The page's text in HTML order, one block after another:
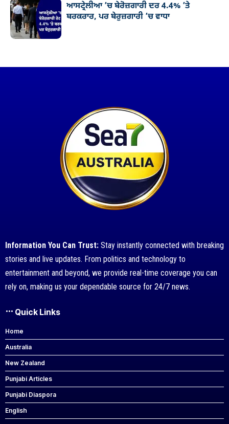
ਆਸਟ੍ਰੇਲੀਆ ’ਚ ਬੇਰੋਜ਼ਗਾਰੀ ਦਰ 4.4% ’ਤੇ
ਬਰਕਰਾਰ, ਪਰ ਬੇਰੁਜ਼ਗਾਰੀ ’ਚ ਵਾਧਾ
Information You Can Trust: Stay instantly connected with breaking
stories and live updates. From politics and technology to
entertainment and beyond, we provide real-time coverage you can
rely on, making us your dependable source for 24/7 news.
Quick Links
Home
Australia
New Zealand
Punjabi Articles
Punjabi Diaspora
English